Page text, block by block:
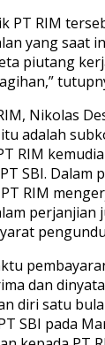
PT RIM
yang saat
piutang
Nikolas
adalah
RIM
SBI. Dalam
RIM
perjanjian
dan
diri satu
SBI pada